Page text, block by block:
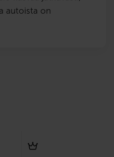
autoista on